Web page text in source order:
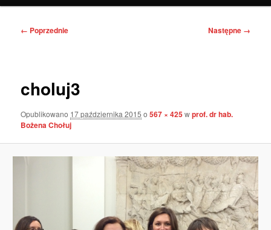
Nawigacja
← Poprzednie Następne →
choluj3
Opublikowano 17 października 2015 o567 × 425wprof. dr hab.
Bożena Chołuj